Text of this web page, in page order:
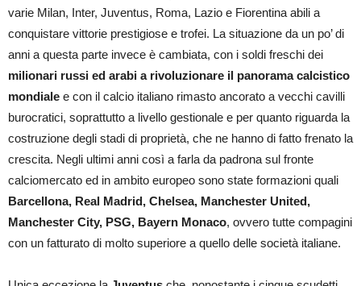
varie Milan, Inter, Juventus, Roma, Lazio e Fiorentina abili a
conquistare vittorie prestigiose e trofei. La situazione da un po’ di
anni a questa parte invece è cambiata, con i soldi freschi dei
milionari russi ed arabi a rivoluzionare il panorama calcistico
mondiale e con il calcio italiano rimasto ancorato a vecchi cavilli
burocratici, soprattutto a livello gestionale e per quanto riguarda la
costruzione degli stadi di proprietà, che ne hanno di fatto frenato la
crescita. Negli ultimi anni così a farla da padrona sul fronte
calciomercato ed in ambito europeo sono state formazioni quali
Barcellona, Real Madrid, Chelsea, Manchester United,
Manchester City, PSG, Bayern Monaco, ovvero tutte compagini
con un fatturato di molto superiore a quello delle società italiane.